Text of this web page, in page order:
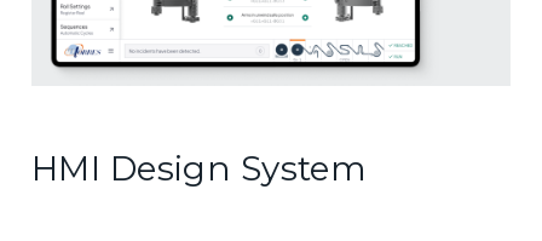
HMI Design System